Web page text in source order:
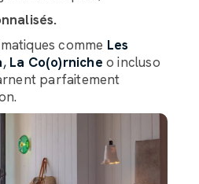
comme Les
, La Co(o)rniche o incluso
parfaitement